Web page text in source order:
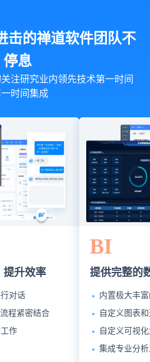
击的禅道软件团队不
停息
注研究业内领先技术第一时间
时间集成
提升效率
对话
程紧密结合
作
BI
提供完整的
内置极大丰
自定义图表
自定义可视
集成专业分